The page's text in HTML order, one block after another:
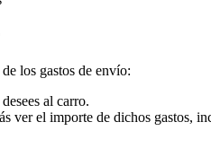
los gastos de envío:
al carro.
ver el importe de dichos gastos,